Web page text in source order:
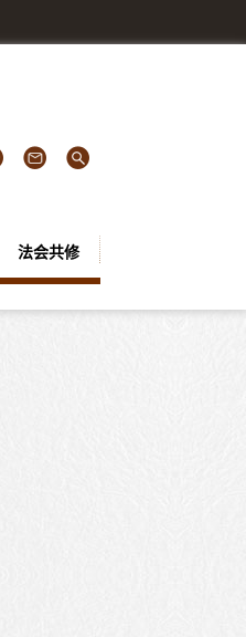
法会共修